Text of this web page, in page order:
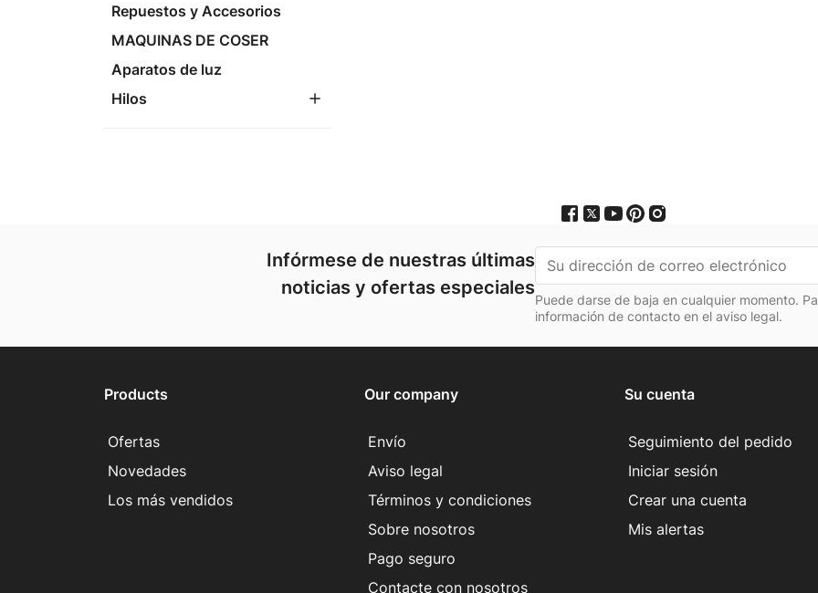
Repuestos y Accesorios
MAQUINAS DE COSER
Aparatos de luz
Hilos
Infórmese de nuestras últimas
noticias y ofertas especiales
Puede darse de baja en cualquier momento.
información de contacto en el aviso legal.
Products
Ofertas
Novedades
Los más vendidos
Our company
Envío
Aviso legal
Términos y condiciones
Sobre nosotros
Pago seguro
Contacte con nosotros
Su cuenta
Seguimiento del pedido
Iniciar sesión
Crear una cuenta
Mis alertas